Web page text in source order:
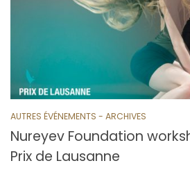
AUTRES ÉVÉNEMENTS - ARCHIVES
Nureyev Foundation
Prix de Lausanne